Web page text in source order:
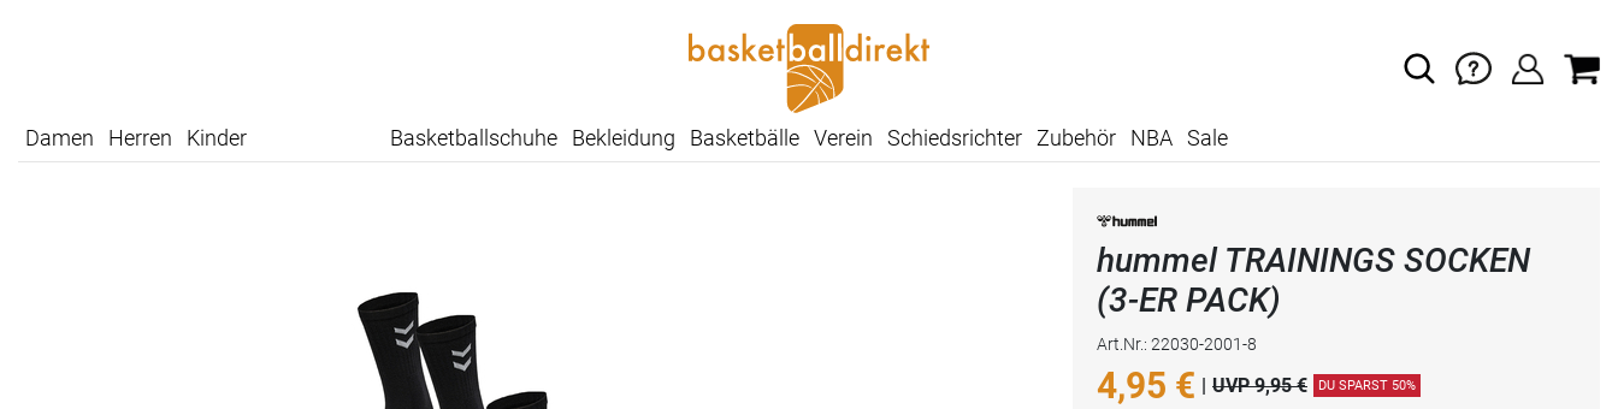
Damen Herren Kinder Basketballschuhe Bekleidung Basketbälle Verein Schiedsrichter Zubehör NBA Sale
hummel TRAININGS SOCKEN
(3-ER PACK)
Art.Nr.: 22030-2001-8
4,95 € | UVP 9,95 € DU SPARST 50%